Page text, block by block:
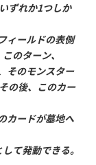
ずれか1つしか
ィールドの表側
のターン、
そのモンスター
の後、このカー
カードが墓地へ
て発動できる。